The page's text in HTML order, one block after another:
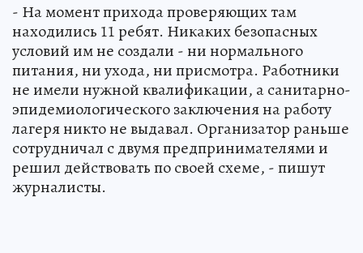
- На момент прихода проверяющих там
находились 11 ребят. Никаких безопасных
условий им не создали - ни нормального
питания, ни ухода, ни присмотра. Работники
не имели нужной квалификации, а санитарно-
эпидемиологического заключения на работу
лагеря никто не выдавал. Организатор раньше
сотрудничал с двумя предпринимателями и
решил действовать по своей схеме, - пишут
журналисты.